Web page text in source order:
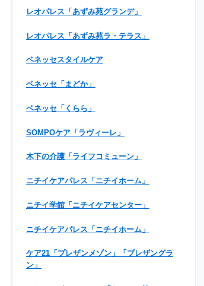
レオパレス「あずみ苑グランデ」
レオパレス「あずみ苑ラ・テラス」
ベネッセスタイルケア
ベネッセ「まどか」
ベネッセ「くらら」
SOMPOケア「ラヴィーレ」
木下の介護「ライフコミューン」
ニチイケアパレス「ニチイホーム」
ニチイ学館「ニチイケアセンター」
ニチイケアパレス「ニチイホーム」
ケア21「プレザンメゾン」「プレザングラ
ン」